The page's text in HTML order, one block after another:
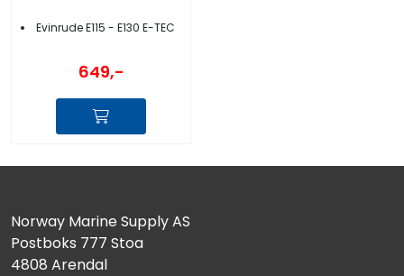
Evinrude E115 - E130 E-TEC
649,-
Norway Marine Supply AS
Postboks 777 Stoa
4808 Arendal